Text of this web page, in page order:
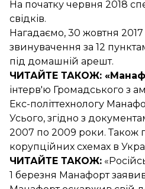
На початку червня 2018
свідків.
Нагадаємо, 30 жовтня 2017
звинувачення за 12
під домашній арешт.
ЧИТАЙТЕ ТАКОЖ:
інтерв'ю Громадського з
Екс-політтехнологу
Усього, згідно з
2007 по 2009 роки. Також
корупційних схемах в
ЧИТАЙТЕ ТАКОЖ:
1 березня Манафорт